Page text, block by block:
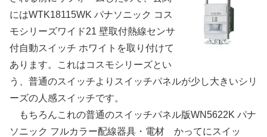
にはWTK18115WK パナソニック コス
モシリーズワイド21 壁取付熱線センサ
付自動スイッチ ホワイトを取り付けて
あります。これはコスモシリーズとい
う、普通のスイッチよりスイッチパネルが少し大きいシリ
ーズの人感スイッチです。
もちろんこれの普通のスイッチパネル版WN5622K パナ
ソニック フルカラー配線器具・電材 かってにスイッ